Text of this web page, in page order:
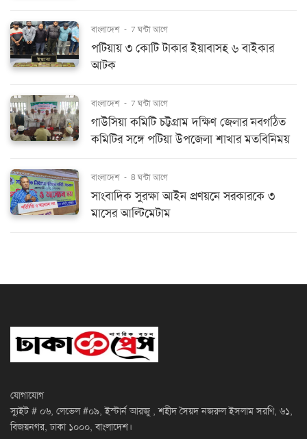
বাংলাদেশ - 7 ঘন্টা আগে
পটিয়ায় ৩ কোটি টাকার ইয়াবাসহ ৬ বাইকার
আটক
বাংলাদেশ - 7 ঘন্টা আগে
গাউসিয়া কমিটি চট্টগ্রাম দক্ষিণ জেলার নবগঠিত
কমিটির সঙ্গে পটিয়া উপজেলা শাখার মতবিনিময়
বাংলাদেশ - 8 ঘন্টা আগে
সাংবাদিক সুরক্ষা আইন প্রণয়নে সরকারকে ৩
মাসের আল্টিমেটাম
যোগাযোগ
স্যুইট # ০৬, লেভেল #০৯, ইস্টার্ন আরজু , শহীদ সৈয়দ নজরুল ইসলাম সরণি, ৬১,
বিজয়নগর, ঢাকা ১০০০, বাংলাদেশ।